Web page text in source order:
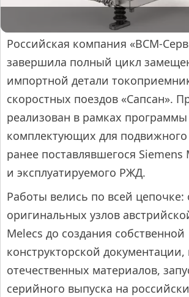
Российская компания «ВСМ-
завершила полный цикл
импортной детали
скоростных поездов «Сапсан».
реализован в рамках
комплектующих для подвижного
ранее поставлявшегося
и эксплуатируемого РЖД.
Работы велись по всей цепочке:
оригинальных узлов
Melecs до создания собственной
конструкторской документации,
отечественных материалов,
серийного выпуска на